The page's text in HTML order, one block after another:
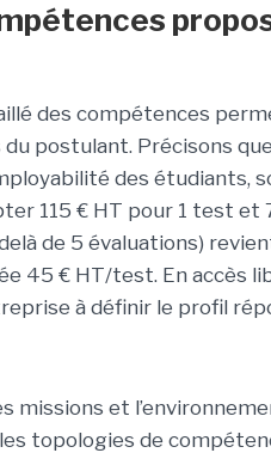
des compétences
postulant. Précisons
des étudiants,
115 € HT pour 1 test
de 5 évaluations)
45 € HT/test. En accès
à définir le profil
missions et
topologies de